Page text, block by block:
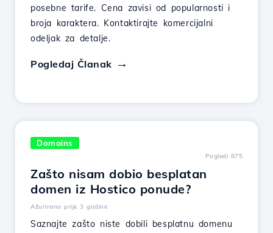
posebne tarife. Cena zavisi od popularnosti i
broja karaktera. Kontaktirajte komercijalni
odeljak za detalje.
Pogledaj Članak
Domains
Pogledi 875
Zašto nisam dobio besplatan
domen iz Hostico ponude?
Ažurirano prije 3 godine
Saznajte zašto niste dobili besplatnu domenu